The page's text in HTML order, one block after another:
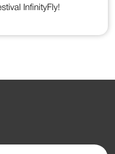
InfinityFly!